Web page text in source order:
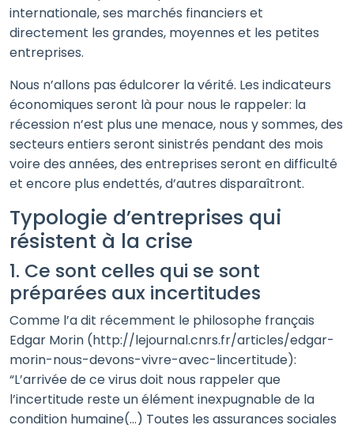
internationale, ses marchés financiers et
directement les grandes, moyennes et les petites
entreprises.
Nous n’allons pas édulcorer la vérité. Les indicateurs
économiques seront là pour nous le rappeler: la
récession n’est plus une menace, nous y sommes, des
secteurs entiers seront sinistrés pendant des mois
voire des années, des entreprises seront en difficulté
et encore plus endettés, d’autres disparaîtront.
Typologie d’entreprises qui
résistent à la crise
1. Ce sont celles qui se sont
préparées aux incertitudes
Comme l’a dit récemment le philosophe français
Edgar Morin (http://lejournal.cnrs.fr/articles/edgar-
morin-nous-devons-vivre-avec-lincertitude):
“L’arrivée de ce virus doit nous rappeler que
l’incertitude reste un élément inexpugnable de la
condition humaine(…) Toutes les assurances sociales